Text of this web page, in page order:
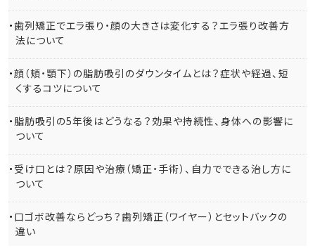
歯列矯正でエラ張り・顔の大きさは変化する？エラ張り改善方
法について
顔（頬・顎下）の脂肪吸引のダウンタイムとは？症状や経過、短
くするコツについて
脂肪吸引の5年後はどうなる？効果や持続性、身体への影響に
ついて
受け口とは？原因や治療（矯正・手術）、自力でできる治し方に
ついて
口ゴボ改善ならどっち？歯列矯正（ワイヤー）とセットバックの
違い